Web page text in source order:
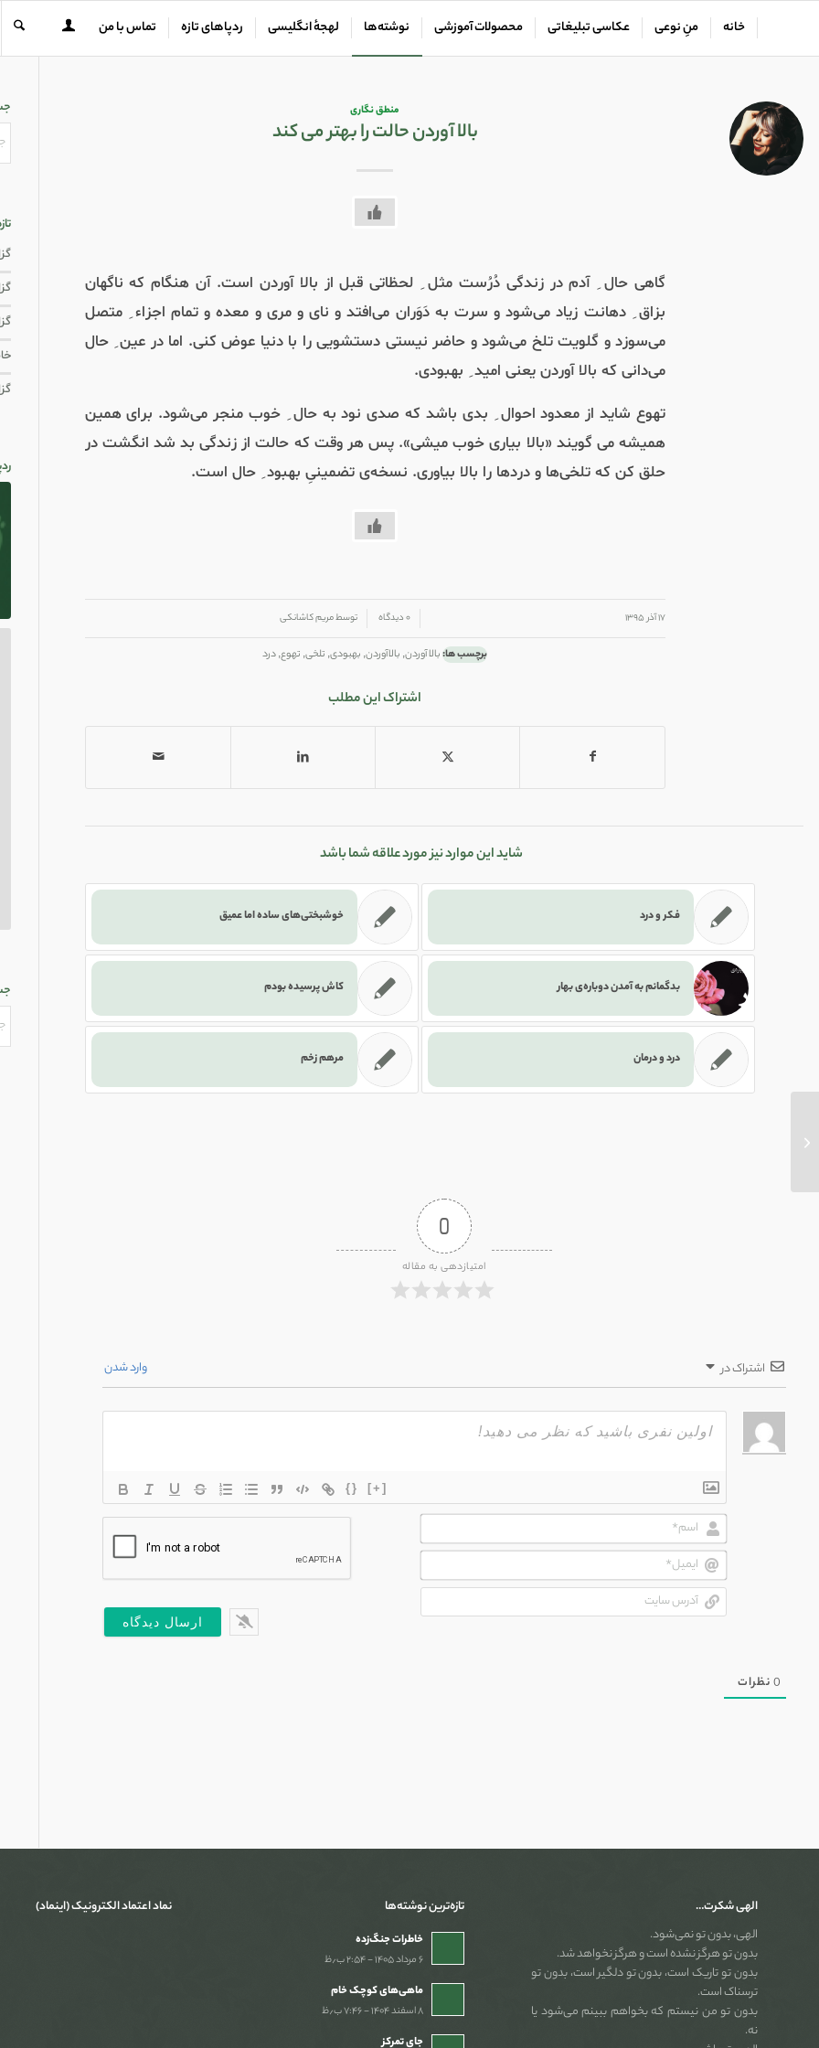
خانه منِ نوعی عکاسی تبلیغاتی محصولات آموزشی نوشته‌ها لهجهٔ انگلیسی ردپاهای تازه تماس با من
منطق نگاری
بالا آوردن حالت را بهتر می کند
گاهی حال ِ آدم در زندگی دُرُست مثل ِ لحظاتی قبل از بالا آوردن است. آن هنگام که ناگهان
بزاق ِ دهانت زیاد می‌شود و سرت به دَوَران می‌افتد و نای و مری و معده و تمام اجزاء ِ متصل
می‌سوزد و گلویت تلخ می‌شود و حاضر نیستی دستشویی را با دنیا عوض کنی. اما در عین ِ حال
می‌دانی که بالا آوردن یعنی امید ِ بهبودی.
تهوع شاید از معدود احوال ِ بدی باشد که صدی نود به حال ِ خوب منجر می‌شود. برای همین
همیشه می گویند «بالا بیاری خوب میشی»
.پس هر وقت که حالت از زندگی بد شد انگشت در
حلق کن که تلخی‌ها و دردها را بالا بیاوری. نسخه‌ی تضمینیِ بهبود ِ حال است.
۱۷ آذر ۱۳۹۵ ۰ دیدگاه توسطمریم کاشانکی
برچسب ها:بالا آوردن, بالاآوردن, بهبودی, تلخی, تهوع,درد
اشتراک این مطلب
شاید این موارد نیز مورد علاقه شما باشد
خوشبختی‌های ساده اما عمیق فکر و درد
کاش پرسیده بودم بدگمانم به آمدن دوباره‌ی بهار
مرهم زخم درد و درمان
0
امتیازدهی به مقاله
اشتراک در وارد شدن
{} [+]
سایت
0نظرات
الهی شکرت…
الهی، بدون تو نمی‌شود.
بدون تو هرگز نشده است و هرگز نخواهد شد.
بدون تو تاریک است، بدون تو دلگیر است، بدون تو
ترسناک است.
بدون تو من نیستم که بخواهم ببینم می‌شود یا
نه.
تازه‌ترین نوشته‌ها
خاطرات جنگ‌‌زده
۶ مرداد ۱۴۰۵ - ۲:۵۴ ب٫ظ
ماهی‌های کوچک خام
۸ اسفند ۱۴۰۴ - ۷:۴۶ ب٫ظ
جای تمرکز
نماد اعتماد الکترونیک (اینماد)
برای هر زنی فقط یک مرد وجود دارد که…